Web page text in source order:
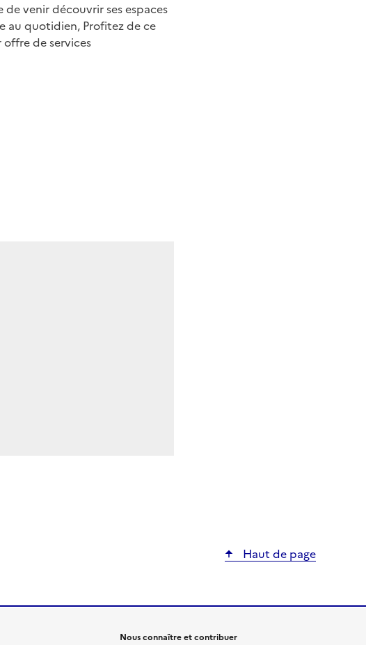
venir découvrir ses espaces
au quotidien, Profitez de ce
de services
Haut de page
Nous connaître et contribuer